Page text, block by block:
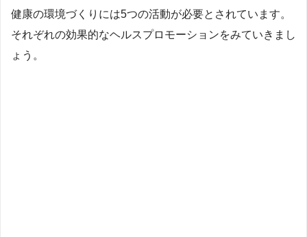
健康の環境づくりには5つの活動が必要とされています。
それぞれの効果的なヘルスプロモーションをみていきまし
ょう。